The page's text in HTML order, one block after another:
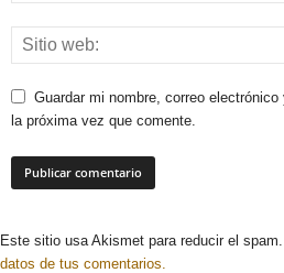
Guardar mi nombre, correo
la próxima vez que comente.
Este sitio usa Akismet para reducir el spam.
datos de tus comentarios.